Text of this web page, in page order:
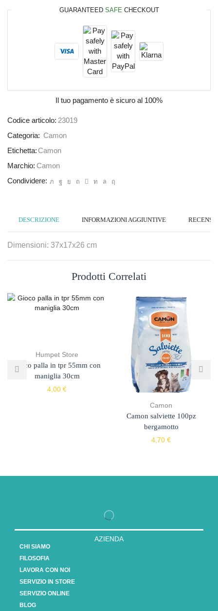
GUARANTEED SAFE CHECKOUT
Il tuo pagamento è sicuro al 100%
Codice articolo: 23019
Categoria: Camon
Etichetta:Camon
Marchio: Camon
Condividere:
DESCRIZIONE INFORMAZIONI AGGIUNTIVE
Dimensioni: 37x17x26 cm
Prodotti Correlati
Humpet Store
Gioco palla in tpr 55mm con
maniglia 30cm
4,00 €
Camon
Camon salviette 100pz
bergamotto
4,70 €
AZIENDA
CHI SIAMO
FILOSOFIA
LAVORA CON NOI
SERVIZIO IN STORE
SERVIZIO ONLINE
BLOG